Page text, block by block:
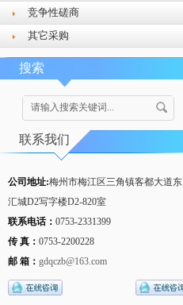
竞争性磋商
其它采购
搜索
联系我们
公司地址:梅州市梅江区三角镇客都大道东
汇城D2写字楼D2-820室
联系电话： 0753-2331399
传 真： 0753-2200228
邮 箱： gdqczb@163.com